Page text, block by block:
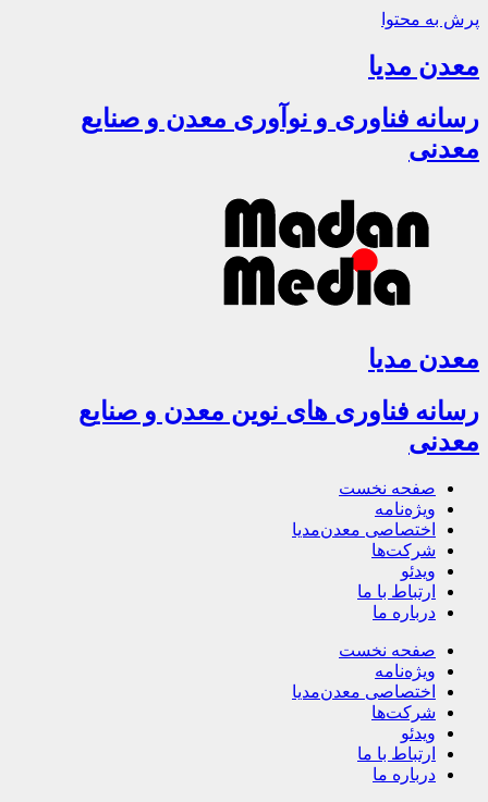
پرش به محتوا
معدن مدیا
رسانه فناوری و نوآوری معدن و صنایع
معدنی
معدن مدیا
رسانه فناوری های نوین معدن و صنایع
معدنی
صفحه نخست
ویژه‌نامه
اختصاصی معدن‌مدیا
شرکت‌ها
ویدئو
ارتباط با ما
درباره ما
صفحه نخست
ویژه‌نامه
اختصاصی معدن‌مدیا
شرکت‌ها
ویدئو
ارتباط با ما
درباره ما